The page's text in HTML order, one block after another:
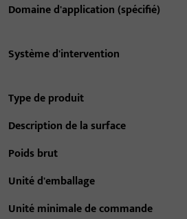
Domaine d'application (spécifié)
Système d'intervention
Type de produit
Description de la surface
Poids brut
Unité d'emballage
Unité minimale de commande